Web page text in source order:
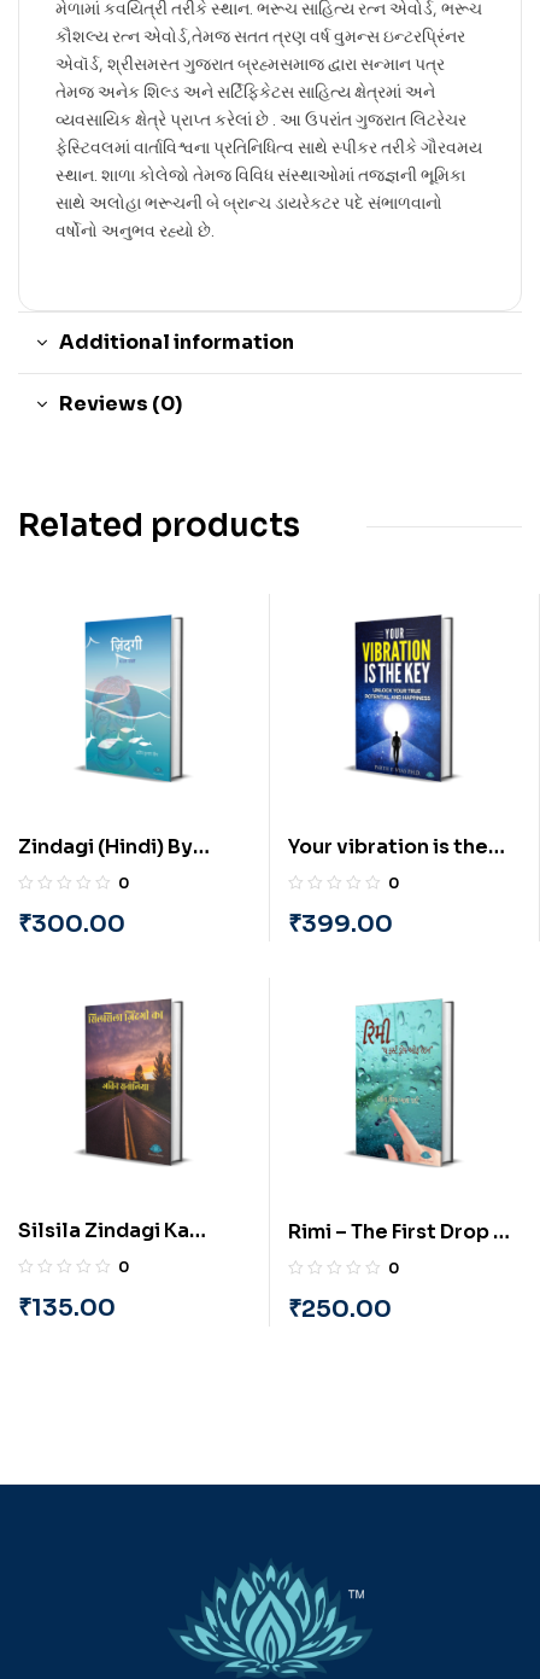
મેળામાં કવયિત્રી તરીકે સ્થાન. ભરૂચ સાહિત્ય રત્ન એવોર્ડ, ભરૂચ
કૌશલ્ય રત્ન એવોર્ડ,તેમજ સતત ત્રણ વર્ષ વુમન્સ ઇન્ટરપ્રિંનર
એવૉર્ડ, શ્રીસમસ્ત ગુજરાત બ્રહ્મસમાજ દ્વારા સન્માન પત્ર
તેમજ અનેક શિલ્ડ અને સર્ટિફિકેટસ સાહિત્ય ક્ષેત્રમાં અને
વ્યવસાયિક ક્ષેત્રે પ્રાપ્ત કરેલાં છે . આ ઉપરાંત ગુજરાત લિટરેચર
ફેસ્ટિવલમાં વાર્તાવિશ્વના પ્રતિનિધિત્વ સાથે સ્પીકર તરીકે ગૌરવમય
સ્થાન. શાળા કોલેજો તેમજ વિવિધ સંસ્થાઓમાં તજજ્ઞની ભૂમિકા
સાથે અલોહા ભરૂચની બે બ્રાન્ચ ડાયરેકટર પદે સંભાળવાનો
વર્ષોનો અનુભવ રહ્યો છે.
Additional information
Reviews (0)
Related products
Zindagi (Hindi) By
Pradip Kumar ‘Deep’
0
₹300.00
Your vibration is the
key (English) By Parth
0
₹399.00
Silsila Zindagi Ka
(Hindi) By Jatin Ranolia
0
₹135.00
Rimi – The First Drop of
Rain (Gujarati) By
‘Darsh’
0
₹250.00